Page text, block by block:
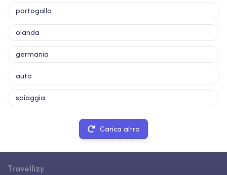
portogallo
olanda
germania
auto
spiaggia
Carica altro
Travellizy